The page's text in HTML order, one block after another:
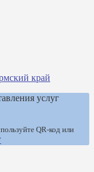
край
услуг
QR-код или